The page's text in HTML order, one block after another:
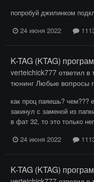
попробуй джилинком
24 июня 2022
K-TAG (KTAG)
verteichick777 ответил в
тюнинг Любые вопросы
как проц паяешь? чем???
закинул с заменой из
в фат 32, то это только
24 июня 2022
K-TAG (KTAG)